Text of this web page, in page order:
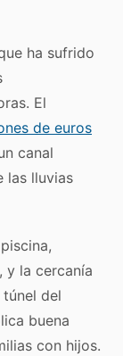
ha sufrido
El
de euros
canal
las lluvias
y la cercanía
del
buena
con hijos.